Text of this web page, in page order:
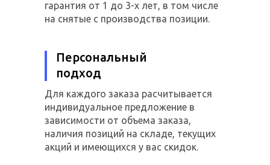
гарантия от 1 до 3-х лет, в том числе
на снятые с производства позиции.
Персональный
подход
Для каждого заказа расчитывается
индивидуальное предложение в
зависимости от объема заказа,
наличия позиций на складе, текущих
акций и имеющихся у вас скидок.